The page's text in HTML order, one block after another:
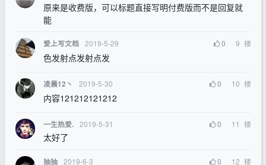
原来是收费版，可以标题直接写明付费版而不是回复就
能
爱上写文档 2019-5-29 0 9 楼
色发射点发射点发
凌晨12丶 2019-5-30 0 10 楼
内容121212121212
一生热爱. 2019-5-31 0 11 楼
太好了
抽抽 2019-6-3 0 12 楼